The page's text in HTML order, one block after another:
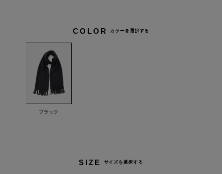
COLOR カラーを選択する
ブラック
SIZE サイズを選択する